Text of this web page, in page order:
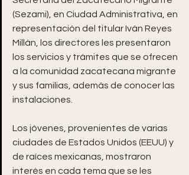
(Sezami), en Ciudad Administrativa, en
representación del titular Iván Reyes
Millán, los directores les presentaron
los servicios y trámites que se ofrecen
a la comunidad zacatecana migrante
y sus familias, además de conocer las
instalaciones.
Los jóvenes, provenientes de varias
ciudades de Estados Unidos (EEUU) y
de raíces mexicanas, mostraron
interés en cada tema que se les